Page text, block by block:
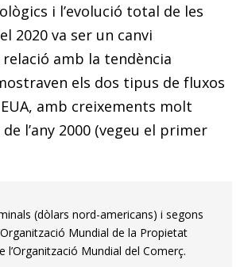
i l’evolució total de les
2020 va ser un canvi
amb la tendència
els dos tipus de fluxos
amb creixements molt
l’any 2000 (vegeu el primer
(dòlars nord-americans) i segons
Mundial de la Propietat
l’Organització Mundial del Comerç.